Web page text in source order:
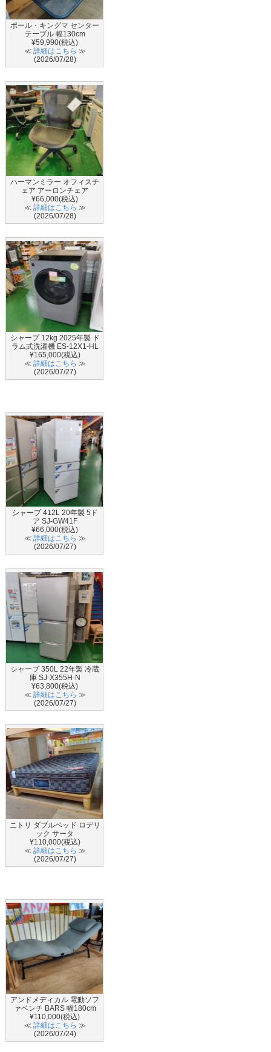
ポール・キングマ センター
テーブル 幅130cm
¥59,990(税込)
≪ 詳細はこちら ≫
(2026/07/28)
ハーマンミラー オフィスチ
ェア アーロンチェア
¥66,000(税込)
≪ 詳細はこちら ≫
(2026/07/28)
シャープ 12kg 2025年製 ド
ラム式洗濯機 ES-12X1-HL
¥165,000(税込)
≪ 詳細はこちら ≫
(2026/07/27)
シャープ 412L 20年製 5ド
ア SJ-GW41F
¥66,000(税込)
≪ 詳細はこちら ≫
(2026/07/27)
シャープ 350L 22年製 冷蔵
庫 SJ-X355H-N
¥63,800(税込)
≪ 詳細はこちら ≫
(2026/07/27)
ニトリ ダブルベッド ロデリ
ック サータ
¥110,000(税込)
≪ 詳細はこちら ≫
(2026/07/27)
アンドメディカル 電動ソフ
ァベンチ BARS 幅180cm
¥110,000(税込)
≪ 詳細はこちら ≫
(2026/07/24)